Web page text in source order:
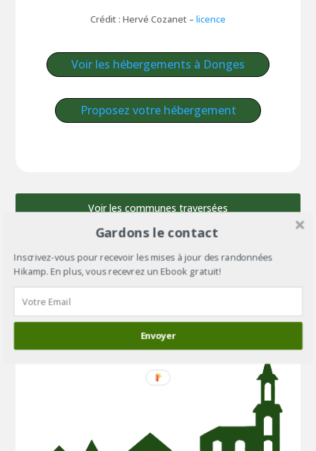
Crédit : Hervé Cozanet – licence
Voir les hébergements à Donges
Proposez votre hébergement
Voir les communes traversées
Étape 4 : Sainte-Reine-de-Bretagne
Gardons le contact
Inscrivez-vous pour recevoir les mises à jour des randonnées
Hikamp. En plus, vous recevrez un Ebook gratuit!
Envoyer